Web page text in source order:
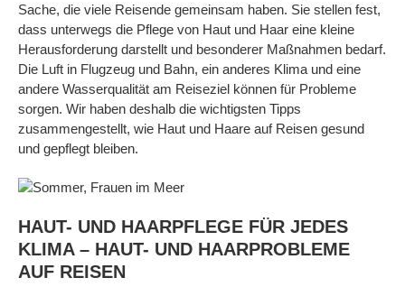
Sache, die viele Reisende gemeinsam haben. Sie stellen fest,
dass unterwegs die Pflege von Haut und Haar eine kleine
Herausforderung darstellt und besonderer Maßnahmen bedarf.
Die Luft in Flugzeug und Bahn, ein anderes Klima und eine
andere Wasserqualität am Reiseziel können für Probleme
sorgen. Wir haben deshalb die wichtigsten Tipps
zusammengestellt, wie Haut und Haare auf Reisen gesund
und gepflegt bleiben.
HAUT- UND HAARPFLEGE FÜR JEDES
KLIMA – HAUT- UND HAARPROBLEME
AUF REISEN